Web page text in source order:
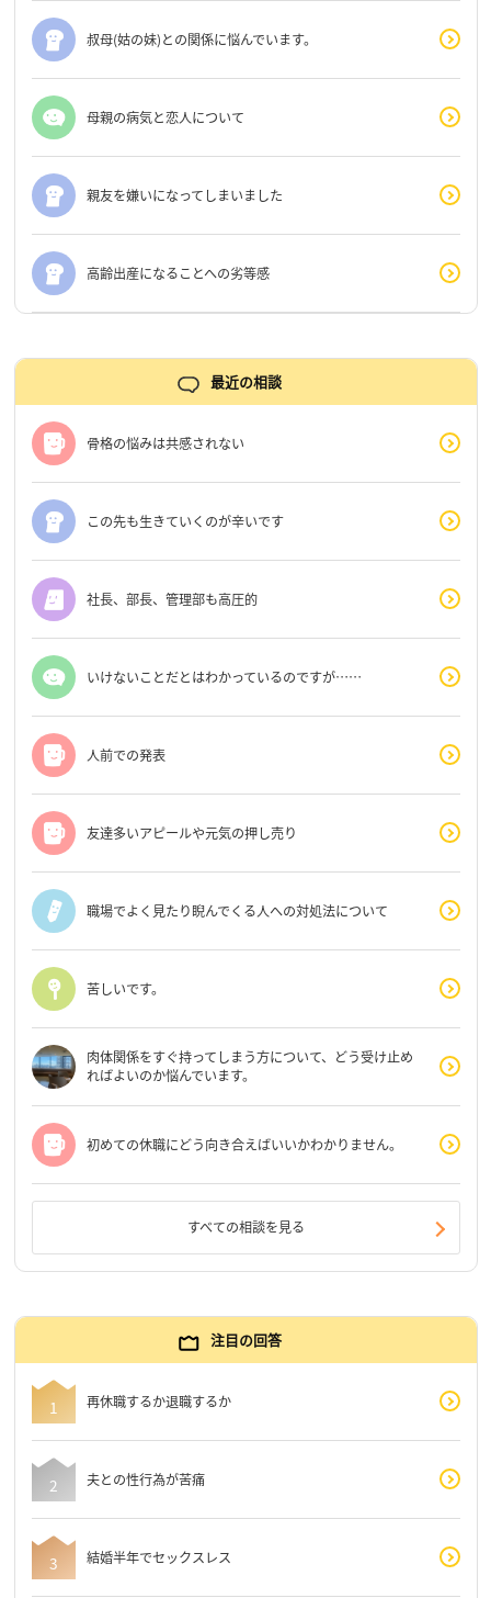
叔母(姑の妹)との関係に悩んでいます。
母親の病気と恋人について
親友を嫌いになってしまいました
高齢出産になることへの劣等感
最近の相談
骨格の悩みは共感されない
この先も生きていくのが辛いです
社長、部長、管理部も高圧的
いけないことだとはわかっているのですが……
人前での発表
友達多いアピールや元気の押し売り
職場でよく見たり睨んでくる人への対処法について
苦しいです。
肉体関係をすぐ持ってしまう方について、どう受け止め
ればよいのか悩んでいます。
初めての休職にどう向き合えばいいかわかりません。
すべての相談を見る
注目の回答
再休職するか退職するか
夫との性行為が苦痛
結婚半年でセックスレス